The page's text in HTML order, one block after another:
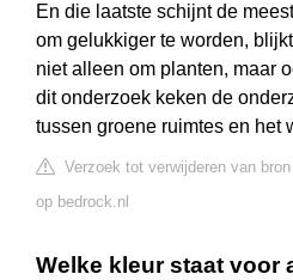
En die laatste schijnt de
om gelukkiger te worden,
niet alleen om planten, maar
dit onderzoek keken de
tussen groene ruimtes en het
Verzoek tot verwijderen van bron
op bedrock.nl
Welke kleur staat voor